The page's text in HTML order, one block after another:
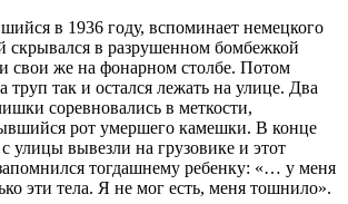
в 1936 году, вспоминает немецкого
скрывался в разрушенном бомбежкой
свои же на фонарном столбе. Потом
труп так и остался лежать на улице. Два
соревновались в меткости,
рот умершего камешки. В конце
улицы вывезли на грузовике и этот
тогдашнему ребенку: «… у меня
эти тела. Я не мог есть, меня тошнило».